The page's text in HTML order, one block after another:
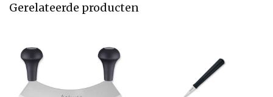
Gerelateerde producten